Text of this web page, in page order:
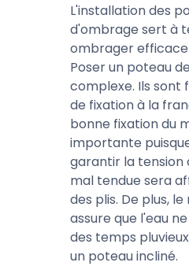
L'installation des
d'ombrage sert à
ombrager
Poser un poteau
complexe. Ils sont
de fixation à la
bonne fixation du
importante
garantir la tension
mal tendue sera
des plis. De plus,
assure que l'eau
des temps
un poteau incliné.